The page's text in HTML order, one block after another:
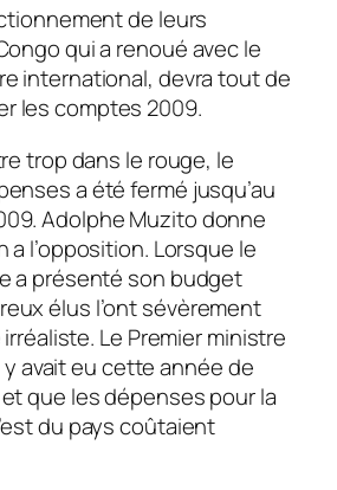
de leurs
qui a renoué avec le
international, devra tout de
les comptes 2009.
trop dans le rouge, le
a été fermé jusqu’au
Adolphe Muzito donne
l’opposition. Lorsque le
a présenté son budget
élus l’ont sévèrement
Le Premier ministre
y avait eu cette année de
que les dépenses pour la
du pays coûtaient